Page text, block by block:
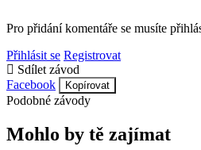
Pro přidání komentáře se musíte
Přihlásit se Registrovat
Sdílet závod
Facebook
Kopírovat
Podobné závody
Mohlo by tě zajímat